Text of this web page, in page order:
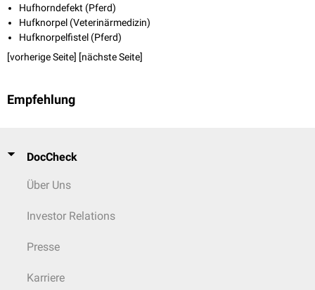
Hufhorndefekt (Pferd)
Hufknorpel (Veterinärmedizin)
Hufknorpelfistel (Pferd)
[vorherige Seite] [nächste Seite]
Empfehlung
DocCheck
Über Uns
Investor Relations
Presse
Karriere